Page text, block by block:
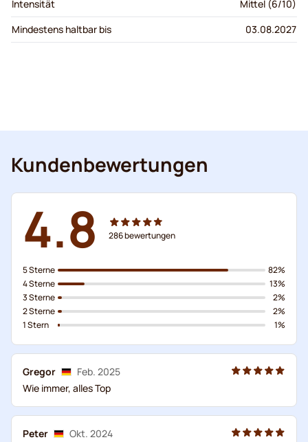
Intensität
Mittel (6/10)
Mindestens haltbar bis
03.08.2027
Kundenbewertungen
4.8 286bewertungen
5 Sterne
4 Sterne
3 Sterne
2 Sterne
1 Stern
82%
13%
2%
2%
1%
Gregor
Feb. 2025
Wie immer, alles Top
Peter
Okt. 2024